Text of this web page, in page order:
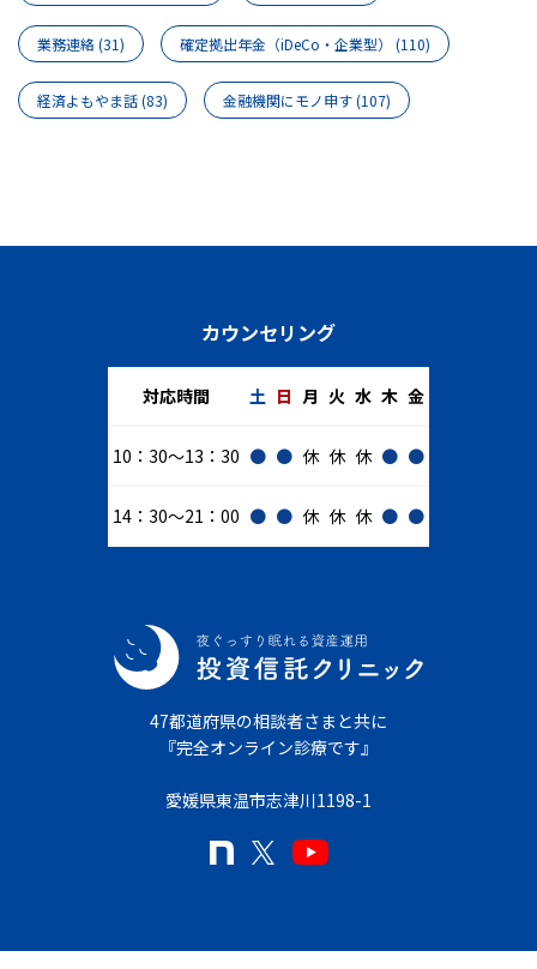
業務連絡(31) 確定拠出年金（iDeCo・企業型） (110)
経済よもやま話(83) 金融機関にモノ申す(107)
カウンセリング
対応時間 土 日 月 火 水 木 金
10：30～13：30 ● ● 休 休 休 ● ●
14：30～21：00 ● ● 休 休 休 ● ●
47都道府県の相談者さまと共に
『完全オンライン診療です』
愛媛県東温市志津川1198-1